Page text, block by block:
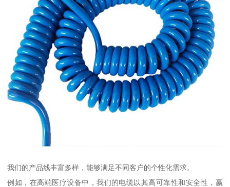
我们的产品线丰富多样，能够满足不同客户的个性化需求。
例如，在高端医疗设备中，我们的电缆以其高可靠性和安全性，赢